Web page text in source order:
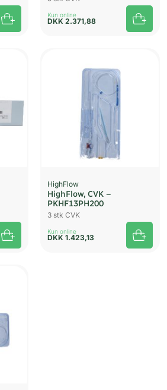
Kun online
DKK 2.371,88
HighFlow
HighFlow, CVK –
PKHF13PH200
3 stk CVK
Kun online
DKK 1.423,13